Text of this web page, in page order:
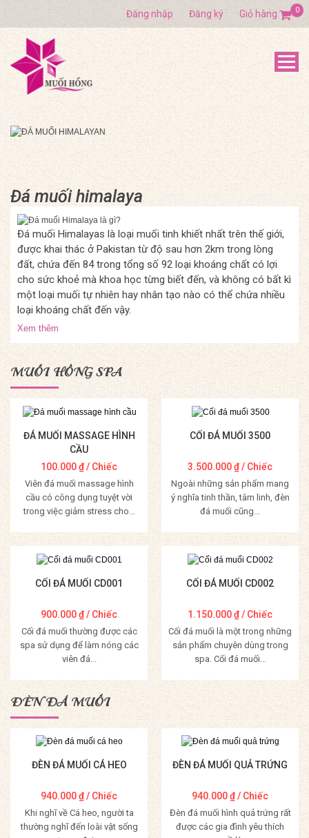
Đăng nhập Đăng ký Giỏ hàng 0
Đá muối himalaya
Đá muối Himalayas là loại muối tinh khiết nhất trên thế giới,
được khai thác ở Pakistan từ độ sau hơn 2km trong lòng
đất, chứa đến 84 trong tổng số 92 loại khoáng chất có lợi
cho sức khoẻ mà khoa học từng biết đến, và không có bất kì
một loại muối tự nhiên hay nhân tạo nào có thể chứa nhiều
loại khoáng chất đến vậy.
Xem thêm
MUỐI HỒNG SPA
ĐÁ MUỐI MASSAGE HÌNH
CẦU
100.000₫/ Chiếc
Viên đá muối massage hình
cầu có công dụng tuyệt vời
trong việc giảm stress cho...
Mua Hàng
CỐI ĐÁ MUỐI 3500
3.500.000₫/ Chiếc
Ngoài những sản phẩm mang
ý nghĩa tinh thần, tâm linh, đèn
đá muối cũng...
Mua Hàng
CỐI ĐÁ MUỐI CD001
900.000₫/ Chiếc
Cối đá muối thường được các
spa sử dụng để làm nóng các
viên đá...
Mua Hàng
CỐI ĐÁ MUỐI CD002
1.150.000₫/ Chiếc
Cối đá muối là một trong những
sản phẩm chuyên dùng trong
spa. Cối đá muối...
Mua Hàng
ĐÈN ĐÁ MUỐI
ĐÈN ĐÁ MUỐI CÁ HEO
940.000₫/ Chiếc
Khi nghĩ về Cá heo, người ta
thường nghĩ đến loài vật sống
ĐÈN ĐÁ MUỐI QUẢ TRỨNG
940.000₫/ Chiếc
Đèn đá muối hình quả trứng rất
được các gia đình yêu thích